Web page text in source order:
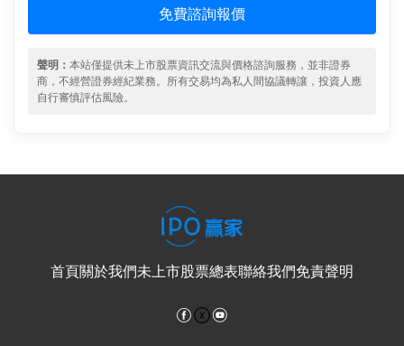
免費諮詢報價
聲明： 本站僅提供未上市股票資訊交流與價格諮詢服務，並非證券
商，不經營證券經紀業務。所有交易均為私人間協議轉讓，投資人應
自行審慎評估風險。
首頁關於我們未上市股票總表聯絡我們免責聲明
Facebook